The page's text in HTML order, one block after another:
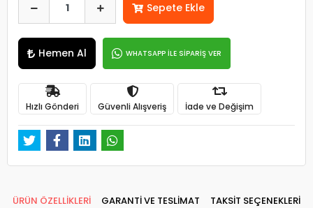
Sepete Ekle
Hemen Al WHATSAPP İLE SİPARİŞ VER
Hızlı Gönderi Güvenli Alışveriş İade ve Değişim
ÜRÜN ÖZELLİKLERİ GARANTİ VE TESLİMAT TAKSİT SEÇENEKLERİ